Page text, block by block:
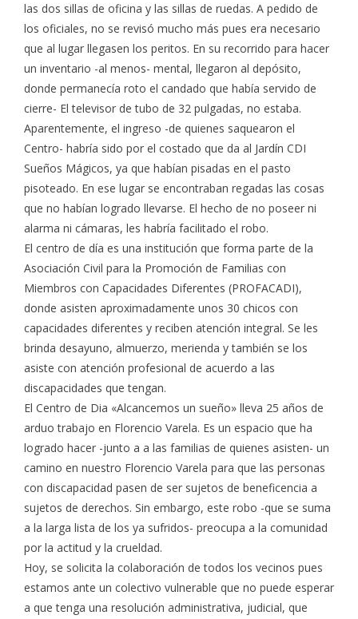
las dos sillas de oficina y las sillas de ruedas. A pedido de
los oficiales, no se revisó mucho más pues era necesario
que al lugar llegasen los peritos. En su recorrido para hacer
un inventario -al menos- mental, llegaron al depósito,
donde permanecía roto el candado que había servido de
cierre- El televisor de tubo de 32 pulgadas, no estaba.
Aparentemente, el ingreso -de quienes saquearon el
Centro- habría sido por el costado que da al Jardín CDI
Sueños Mágicos, ya que habían pisadas en el pasto
pisoteado. En ese lugar se encontraban regadas las cosas
que no habían logrado llevarse. El hecho de no poseer ni
alarma ni cámaras, les habría facilitado el robo.
El centro de día es una institución que forma parte de la
Asociación Civil para la Promoción de Familias con
Miembros con Capacidades Diferentes (PROFACADI),
donde asisten aproximadamente unos 30 chicos con
capacidades diferentes y reciben atención integral. Se les
brinda desayuno, almuerzo, merienda y también se los
asiste con atención profesional de acuerdo a las
discapacidades que tengan.
El Centro de Dia «Alcancemos un sueño» lleva 25 años de
arduo trabajo en Florencio Varela. Es un espacio que ha
logrado hacer -junto a a las familias de quienes asisten- un
camino en nuestro Florencio Varela para que las personas
con discapacidad pasen de ser sujetos de beneficencia a
sujetos de derechos. Sin embargo, este robo -que se suma
a la larga lista de los ya sufridos- preocupa a la comunidad
por la actitud y la crueldad.
Hoy, se solicita la colaboración de todos los vecinos pues
estamos ante un colectivo vulnerable que no puede esperar
a que tenga una resolución administrativa, judicial, que